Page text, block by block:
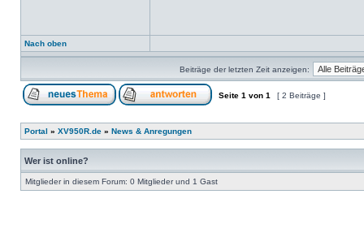
Nach oben
Beiträge der letzten Zeit anzeigen:
Seite 1 von 1 [ 2 Beiträge ]
Portal » XV950R.de » News & Anregungen
Wer ist online?
Mitglieder in diesem Forum: 0 Mitglieder und 1 Gast